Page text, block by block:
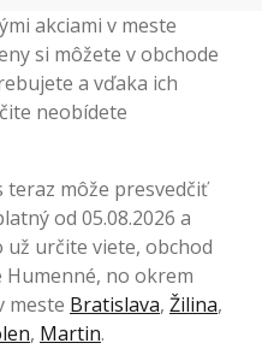
akciami v meste
si môžete v obchode
a vďaka ich
neobídete
teraz môže presvedčiť
od 05.08.2026 a
už určite viete, obchod
Humenné, no okrem
meste Bratislava, Žilina,
, Martin.